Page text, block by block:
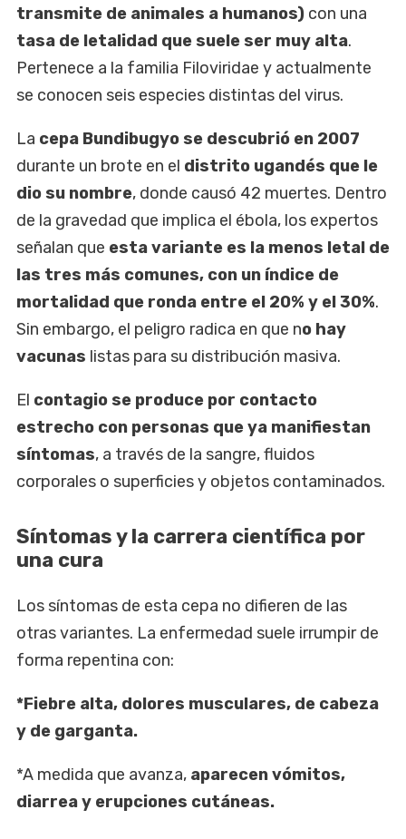
transmite de animales a humanos) con una
tasa de letalidad que suele ser muy alta.
Pertenece a la familia Filoviridae y actualmente
se conocen seis especies distintas del virus.
La cepa Bundibugyo se descubrió en 2007
durante un brote en el distrito ugandés que le
dio su nombre, donde causó 42 muertes. Dentro
de la gravedad que implica el ébola, los expertos
señalan que esta variante es la menos letal de
las tres más comunes, con un índice de
mortalidad que ronda entre el 20% y el 30%.
Sin embargo, el peligro radica en que no hay
vacunas listas para su distribución masiva.
El contagio se produce por contacto
estrecho con personas que ya manifiestan
síntomas, a través de la sangre, fluidos
corporales o superficies y objetos contaminados.
Síntomas y la carrera científica por
una cura
Los síntomas de esta cepa no difieren de las
otras variantes. La enfermedad suele irrumpir de
forma repentina con:
*Fiebre alta, dolores musculares, de cabeza
y de garganta.
*A medida que avanza, aparecen vómitos,
diarrea y erupciones cutáneas.